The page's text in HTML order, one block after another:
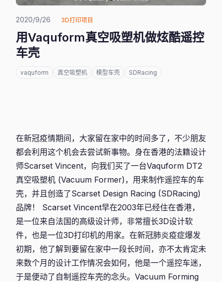
2020/9/26 3D打印项目
用Vaquform真空吸塑机做炫酷遥控
车壳
vaquform 真空吸塑机 模型车壳 SDRacing
在新冠疫情期间，大家留在家中的时间多了，不少朋友
都会利用这个机会去尝试新事物。身在香港的法籍设计
师Scarset Vincent，向我们买了一台Vaquform DT2
真空吸塑机 (Vacuum Former)，用来制作遥控车的车
壳，并且创造了Scarset Design Racing (SDRacing)
品牌！ Scarset Vincent早在2003年已经住在香港，
是一位来自法国的高级设计师，非常擅长3D设计软
件，也是一位3D打印机的用家。在新冠肺炎疫症爆发
初期，他了解到要留在家中一段长时间，亦不太肯定未
来数个月的设计工作情况会如何，他是一个遥控车迷，
于是便动了自制遥控车壳的念头。Vacuum Forming